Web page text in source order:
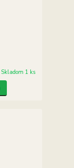
Skladom 1 ks